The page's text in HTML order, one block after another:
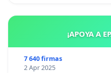
¡APOYA A
7 640 firmas
2 Apr 2025